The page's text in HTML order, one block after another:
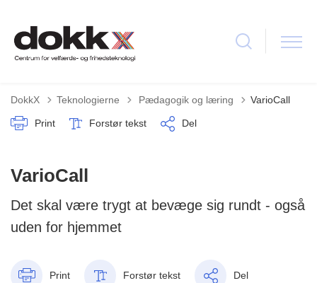
DokkX Teknologierne Tilbage til
Pædagogik og læring VarioCall
Print Forstør tekst Del
VarioCall
Det skal være trygt at bevæge sig rundt - også
uden for hjemmet
Print Forstør tekst Del